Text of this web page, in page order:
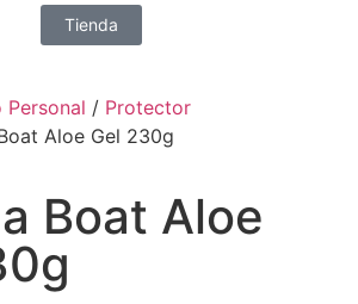
Tienda
Personal / Protector
Aloe Gel 230g
Boat Aloe